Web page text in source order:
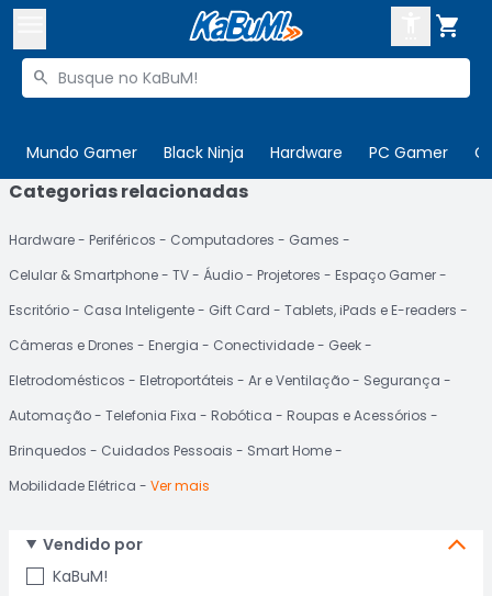

Buscar produtos

Mundo Gamer Black Ninja Hardware PC Gamer
Olá. Acesse sua conta
 Departamentos
Cupons
Mais Vendidos
ENTRE
CADASTRE-SE
Categorias relacionadas
Hardware Periféricos Computadores
Games
Celular & Smartphone
TV Áudio Projetores
Espaço Gamer
Escritório
Casa Inteligente Gift Card
Tablets, iPads e E-readers
Câmeras e Drones
Energia Conectividade
Geek
Eletrodomésticos
Eletroportáteis Ar e Ventilação
Segurança
Automação
Telefonia Fixa Robótica
Roupas e Acessórios
Brinquedos
Cuidados Pessoais
Smart Home
Mobilidade Elétrica
Ver mais
Vendido por
KaBuM!